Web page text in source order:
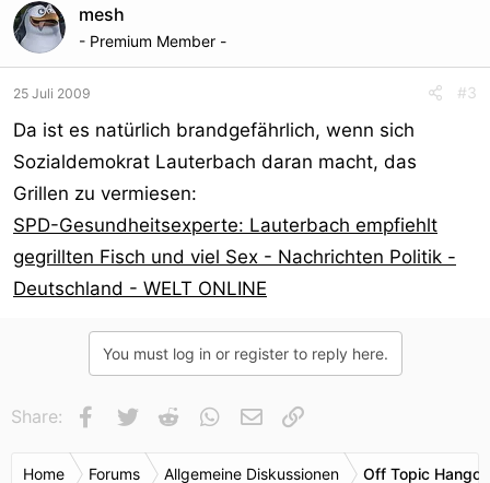
niemals nimmer
nicht zur Überwachung des Verkehrs eingesetzt würden,
haben sie
sogar recht gehabt, denn heute gibt es clevere
den Straßenrand stellen und damit jeden autofahrenden
Terroristen
(früher: Bürger) überwachen kann. Und wir fahren immer
noch!
Als sie uns erzählt haben, dass die Vorratsdaten niemals
nimmer nicht
Terror, waren wir
schon misstrauisch. Und die Contentmafia wird die Daten
trotzdem
kriegen.
mesh
- Premium Member -
25 Juli 2009 #3
Da ist es natürlich brandgefährlich, wenn sich
Sozialdemokrat Lauterbach daran macht, das
Grillen zu vermiesen:
SPD-Gesundheitsexperte: Lauterbach empfiehlt
gegrillten Fisch und viel Sex - Nachrichten Politik -
Deutschland - WELT ONLINE
You must log in or register to reply here.
Share: Facebook
Twitter Reddit WhatsApp
E-Mail
Home Forums Allgemeine Diskussionen Off Topic